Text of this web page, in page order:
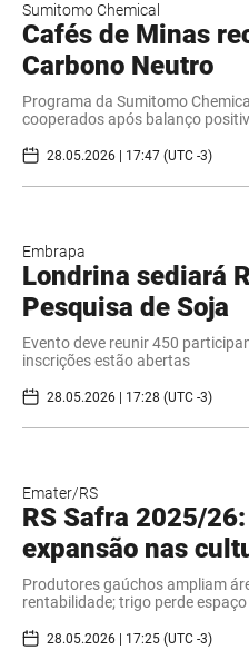
Sumitomo Chemical
Cafés de Minas
Carbono Neutro
Programa da Sumitomo
cooperados após balanço
28.05.2026 | 17:47 (UTC -3)
Embrapa
Londrina sediará
Pesquisa de Soja
Evento deve reunir 450
inscrições estão abertas
28.05.2026 | 17:28 (UTC -3)
Emater/RS
RS Safra 2025/
expansão nas
Produtores gaúchos ampliam
rentabilidade; trigo perde
28.05.2026 | 17:25 (UTC -3)